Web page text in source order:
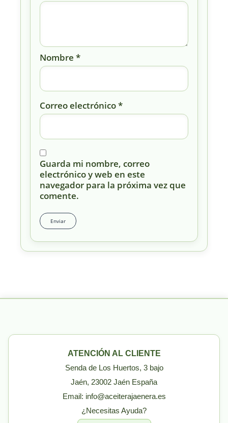
Nombre *
Correo electrónico*
Guarda mi nombre, correo
electrónico y web en este
navegador para la próxima vez que
comente.
ATENCIÓN AL CLIENTE
Senda de Los Huertos, 3 bajo
Jaén, 23002 Jaén España
Email: info@aceiterajaenera.es
¿Necesitas Ayuda?